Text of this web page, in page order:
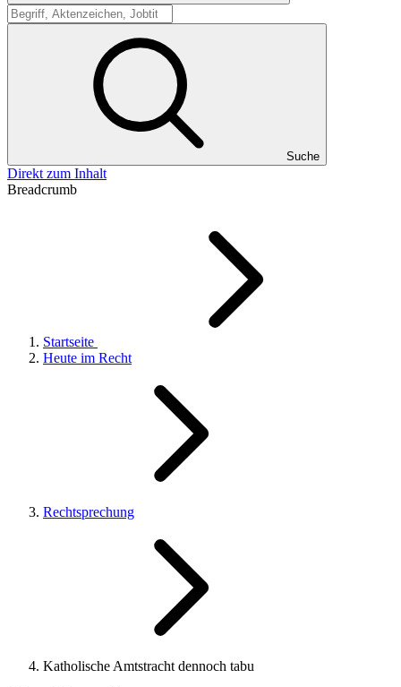
Suche
Suche
Direkt zum Inhalt
Breadcrumb
Startseite
Heute im Recht
Rechtsprechung
Katholische Amtstracht dennoch tabu